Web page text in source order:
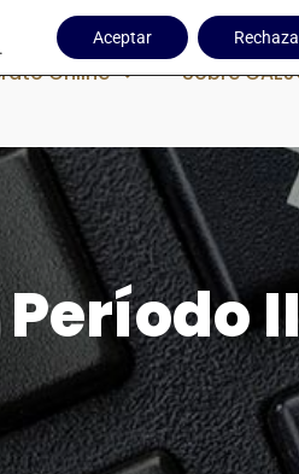
Online Sobre
Aceptar